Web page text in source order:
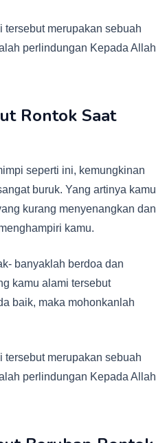
tersebut merupakan sebuah
perlindungan Kepada Allah
Rontok Saat
seperti ini, kemungkinan
buruk. Yang artinya kamu
kurang menyenangkan dan
kamu.
banyaklah berdoa dan
kamu alami tersebut
baik, maka mohonkanlah
tersebut merupakan sebuah
perlindungan Kepada Allah